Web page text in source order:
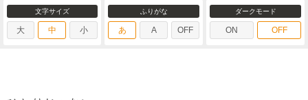
文字サイズ
大 中 小
ふりがな
あ A OFF
ダークモード
ON OFF